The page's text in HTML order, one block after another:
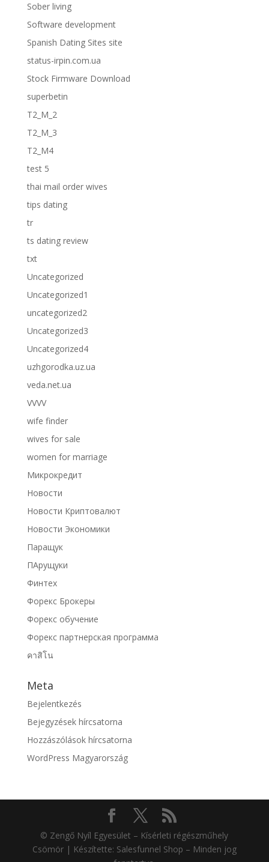
Sober living
Software development
Spanish Dating Sites site
status-irpin.com.ua
Stock Firmware Download
superbetin
T2_M_2
T2_M_3
T2_M4
test 5
thai mail order wives
tips dating
tr
ts dating review
txt
Uncategorized
Uncategorized1
uncategorized2
Uncategorized3
Uncategorized4
uzhgorodka.uz.ua
veda.net.ua
VVVV
wife finder
wives for sale
women for marriage
Микрокредит
Новости
Новости Криптовалют
Новости Экономики
Паращук
ПАрущуки
Финтех
Форекс Брокеры
Форекс обучение
Форекс партнерская программа
คาสิโน
Meta
Bejelentkezés
Bejegyzések hírcsatorna
Hozzászólások hírcsatorna
WordPress Magyarország
© Zengő Nyíl Egyesület – Kísérleti régészműhely
Csömör | Készítette: Salesfunnel Shop – Minden jog